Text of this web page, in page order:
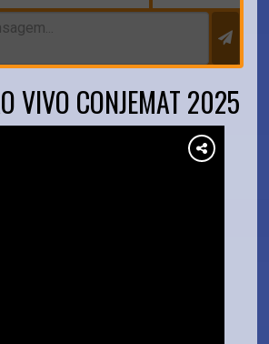
VIVO CONJEMAT 2025